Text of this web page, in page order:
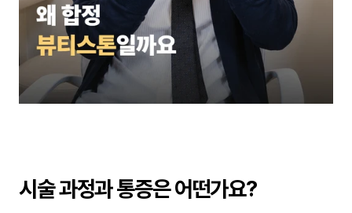
시술 과정과 통증은 어떤가요?